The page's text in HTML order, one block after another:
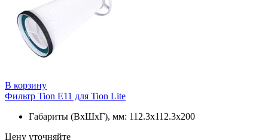
В корзину
Фильтр Tion E11 для Tion Lite
Габариты (ВхШхГ), мм: 112.3х112.3х200
Цену уточняйте